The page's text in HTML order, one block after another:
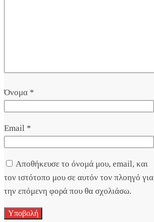
Όνομα *
Email *
Αποθήκευσε το όνομά μου, email, και
τον ιστότοπο μου σε αυτόν τον πλοηγό για
την επόμενη φορά που θα σχολιάσω.